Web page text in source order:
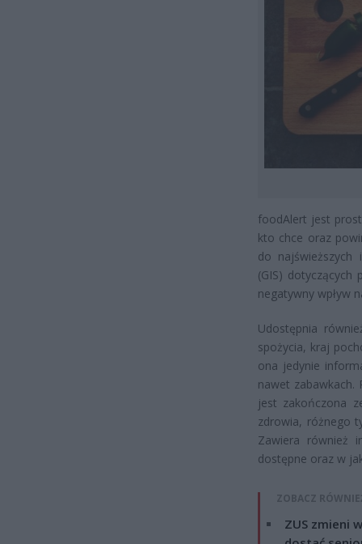
foodAlert jest
kto chce oraz
do najświeższych
(GIS) dotyczących
negatywny wpływ
Udostępnia
spożycia, kraj
ona jedynie
nawet zabawkach.
jest zakończona
zdrowia, różnego
Zawiera również
dostępne oraz w
ZOBACZ
ZUS zmieni